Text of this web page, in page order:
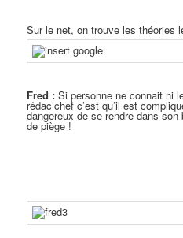
Sur le net, on trouve les théories
Fred : Si personne ne connait ni
rédac’chef c’est qu’il est
dangereux de se rendre dans
de piège !